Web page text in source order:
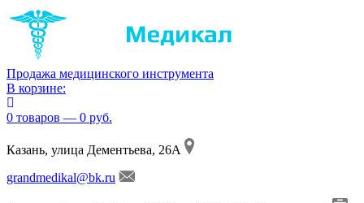
Продажа медицинского инструмента
В корзине:
0 товаров — 0 руб.
Казань, улица Дементьева, 26А
grandmedikal@bk.ru